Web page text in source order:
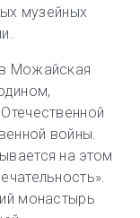
музейных
Можайская
войны.
на этом
монастырь